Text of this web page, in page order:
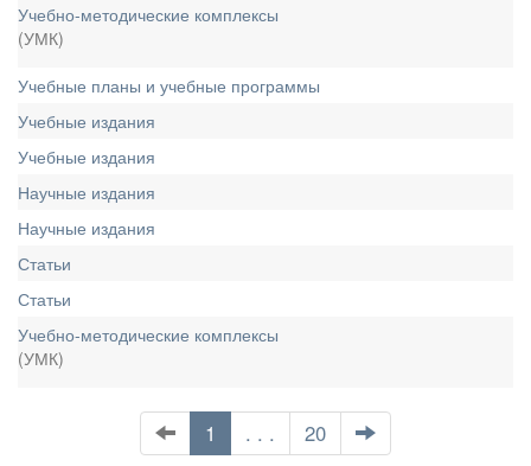
Учебно-методические комплексы
(УМК)
Учебные планы и учебные программы
Учебные издания
Учебные издания
Научные издания
Научные издания
Статьи
Статьи
Учебно-методические комплексы
(УМК)
1 . . . 20